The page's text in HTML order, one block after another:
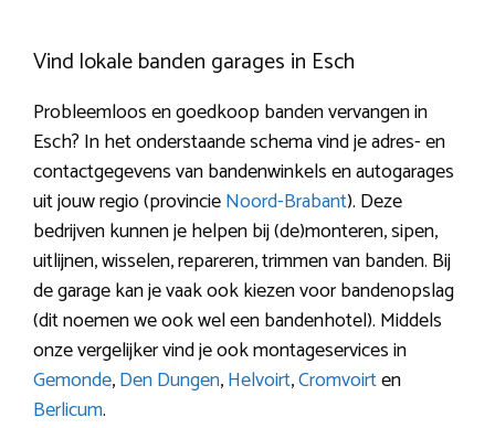
Vind lokale banden garages in Esch
Probleemloos en goedkoop banden vervangen in
Esch? In het onderstaande schema vind je adres- en
contactgegevens van bandenwinkels en autogarages
uit jouw regio (provincieNoord-Brabant). Deze
bedrijven kunnen je helpen bij (de)monteren, sipen,
uitlijnen, wisselen, repareren, trimmen van banden. Bij
de garage kan je vaak ook kiezen voor bandenopslag
(dit noemen we ook wel een bandenhotel). Middels
onze vergelijker vind je ook montageservices in
Gemonde,Den Dungen,Helvoirt,Cromvoirten
Berlicum.